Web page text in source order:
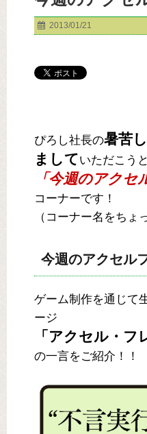
2013/01/21
ぴろし社長の暑苦
ましていただこう
「今週のアクセ
コーナーです！
（コーナー名をちょ
今週のアクセル
ゲーム制作を通じて
ージ
「アクセル・フ
の一言をご紹介！！